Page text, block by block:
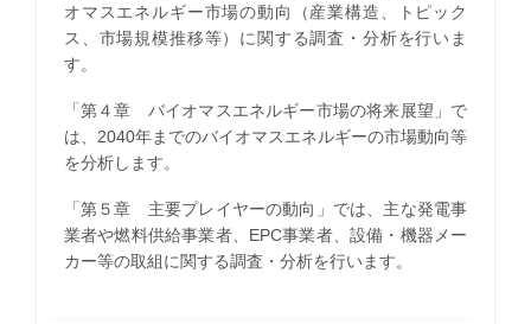
オマスエネルギー市場の動向（産業構造、トピック
ス、市場規模推移等）に関する調査・分析を行いま
す。
「第４章 バイオマスエネルギー市場の将来展望」で
は、2040年までのバイオマスエネルギーの市場動向等
を分析します。
「第５章 主要プレイヤーの動向」では、主な発電事
業者や燃料供給事業者、EPC事業者、設備・機器メー
カー等の取組に関する調査・分析を行います。